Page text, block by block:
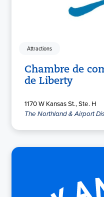
Attractions
Chambre de
de Liberty
1170 W Kansas St., Ste. H
The Northland & Airport